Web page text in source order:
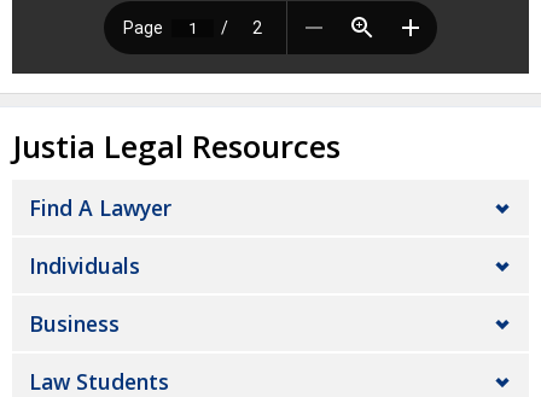
Justia Legal Resources
Find A Lawyer
Individuals
Business
Law Students